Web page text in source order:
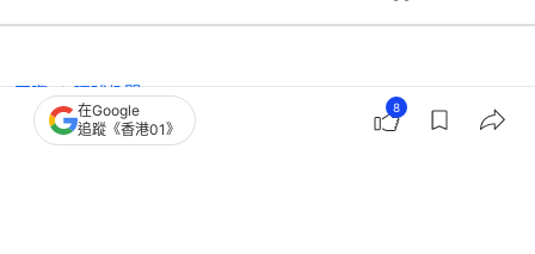
國際 環球趣聞
特朗普慶祝死敵節目告終 po片將主持
在Google
追蹤《香港01》
8